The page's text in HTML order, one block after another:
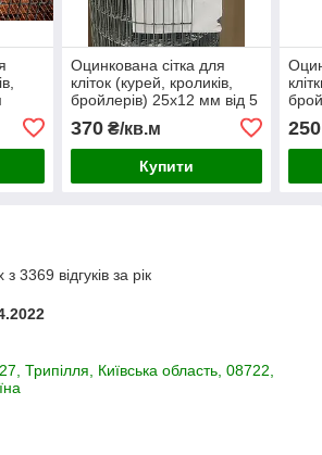
Оцинкована сітка для
кліток (курей, кроликів,
бройлерів) 25х12 мм від 5
370₴/кв.м
Купити
250
3369 відгуків за рік
Трипілля, Київська область, 08722,